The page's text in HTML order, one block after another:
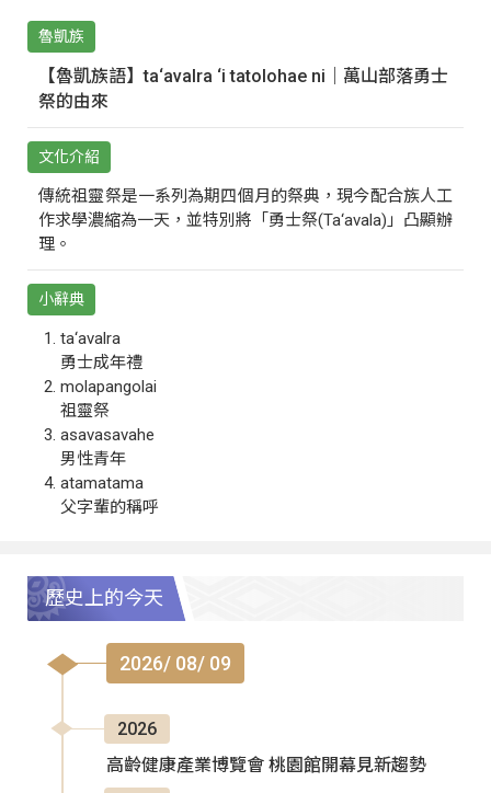
魯凱族
【魯凱族語】ta‘avalra ‘i tatolohae ni｜萬山部落勇士
祭的由來
文化介紹
傳統祖靈祭是一系列為期四個月的祭典，現今配合族人工
作求學濃縮為一天，並特別將「勇士祭(Ta‘avala)」凸顯辦
理。
小辭典
ta‘avalra
勇士成年禮
molapangolai
祖靈祭
asavasavahe
男性青年
atamatama
父字輩的稱呼
歷史上的今天
2026/ 08/ 09
2026
高齡健康產業博覽會 桃園館開幕見新趨勢